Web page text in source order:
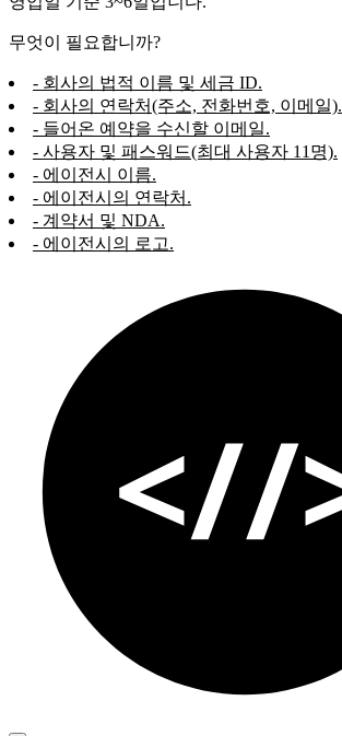
무엇이 필요합니까?
- 회사의 법적 이름 및 세금 ID.
- 회사의 연락처(주소, 전화번호, 이메일).
- 들어온 예약을 수신할 이메일.
- 사용자 및 패스워드(최대 사용자 11명).
- 에이전시 이름.
- 에이전시의 연락처.
- 계약서 및 NDA.
- 에이전시의 로고.